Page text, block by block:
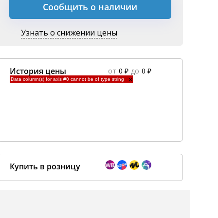
Сообщить о наличии
Узнать о снижении цены
История цены от 0 ₽ до 0 ₽
Data column(s) for axis #0 cannot be of type string ×
Купить в розницу